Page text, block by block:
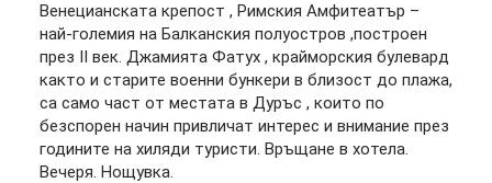
Венецианската крепост , Римския Амфитеатър –
най-големия на Балканския полуостров ,построен
през II век. Джамията Фатух , крайморския булевард
както и старите военни бункери в близост до плажа,
са само част от местата в Дуръс , които по
безспорен начин привличат интерес и внимание през
годините на хиляди туристи. Връщане в хотела.
Вечеря. Нощувка.